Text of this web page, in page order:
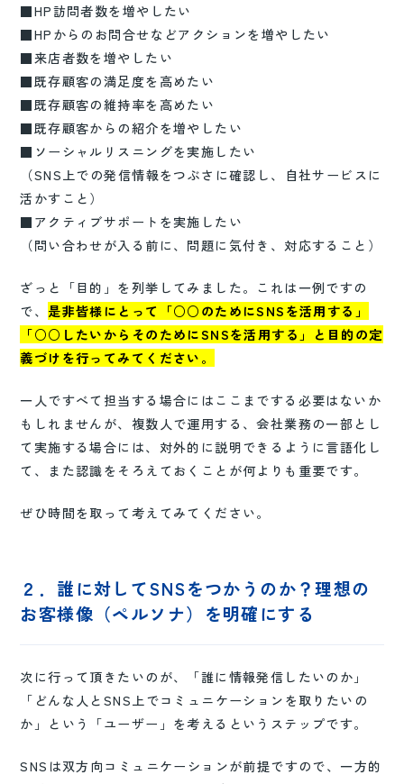
■HP訪問者数を増やしたい
■HPからのお問合せなどアクションを増やしたい
■来店者数を増やしたい
■既存顧客の満足度を高めたい
■既存顧客の維持率を高めたい
■既存顧客からの紹介を増やしたい
■ソーシャルリスニングを実施したい
（SNS上での発信情報をつぶさに確認し、自社サービスに
活かすこと）
■アクティブサポートを実施したい
（問い合わせが入る前に、問題に気付き、対応すること）
ざっと「目的」を列挙してみました。これは一例ですの
で、 是非皆様にとって「○○のためにSNSを活用する」
「○○したいからそのためにSNSを活用する」と目的の定
義づけを行ってみてください。
一人ですべて担当する場合にはここまでする必要はないか
もしれませんが、複数人で運用する、会社業務の一部とし
て実施する場合には、対外的に説明できるように言語化し
て、また認識をそろえておくことが何よりも重要です。
ぜひ時間を取って考えてみてください。
２．誰に対してSNSをつかうのか？理想の
お客様像（ペルソナ）を明確にする
次に行って頂きたいのが、「誰に情報発信したいのか」
「どんな人とSNS上でコミュニケーションを取りたいの
か」という「ユーザー」を考えるというステップです。
SNSは双方向コミュニケーションが前提ですので、一方的